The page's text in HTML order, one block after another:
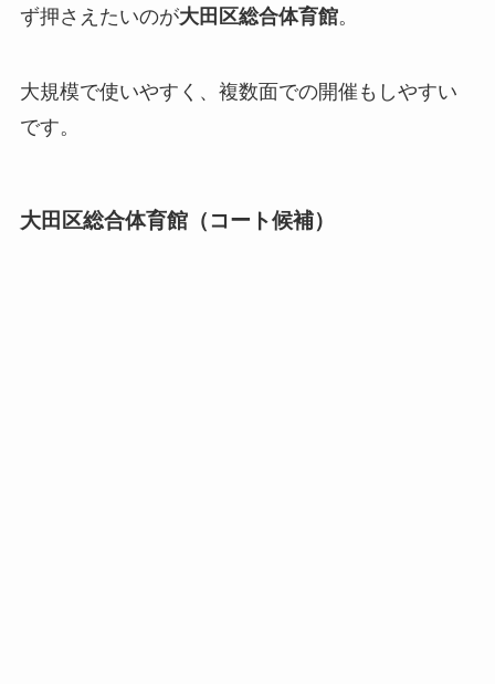
ず押さえたいのが大田区総合体育館。
大規模で使いやすく、複数面での開催もしやすい
です。
大田区総合体育館（コート候補）